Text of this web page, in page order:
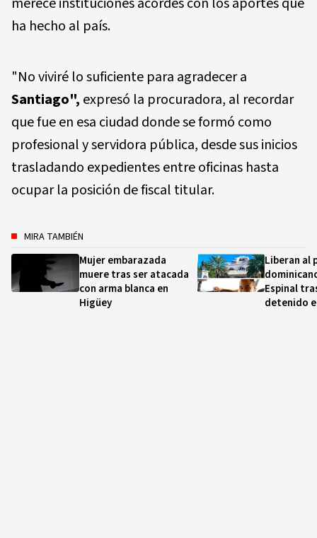
ha hecho al país.
"No viviré lo suficiente para agradecer a
Santiago", expresó la procuradora, al recordar
que fue en esa ciudad donde se formó como
profesional y servidora pública, desde sus inicios
trasladando expedientes entre oficinas hasta
ocupar la posición de fiscal titular.
MIRA TAMBIÉN
Mujer embarazada
muere tras ser atacada
con arma blanca en
Higüey
Liberan al
Espinal
detenido